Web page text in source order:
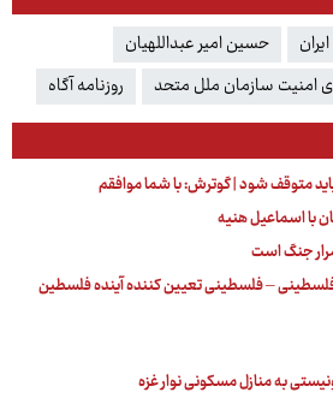
حسین امیر عبداللهیان
امنیت سازمان ملل متحد روزنامه آگاه
متوقف شود | گوترش: با شما موافقم
با اسماعیل هنیه
جنگ است
فلسطینی – فلسطینی تعیین کننده آینده فلسطین
به منازل مسکونی نوار غزه